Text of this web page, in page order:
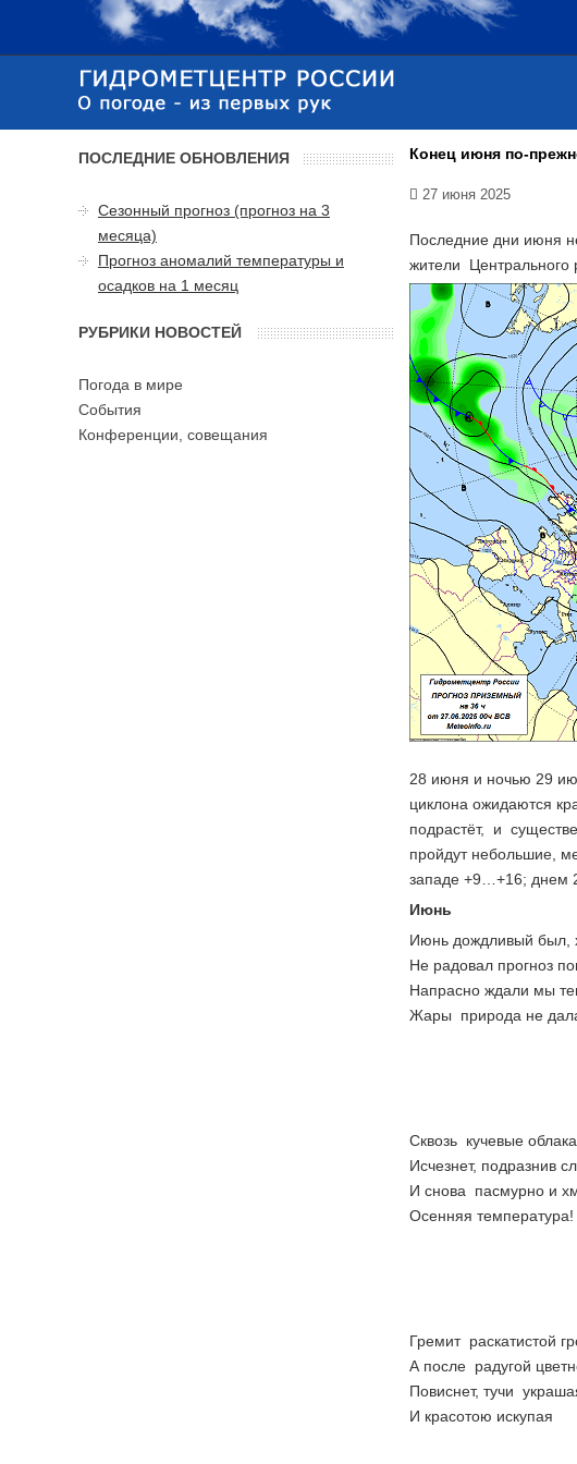
Конец июня по-
27 июня 2025
Последние дни июня
жители Центрального
28 июня и ночью 29
циклона ожидаются
подрастёт, и
пройдут небольшие,
западе +9…+16; днем
Июнь
Июнь дождливый был,
Не радовал прогноз
Напрасно ждали мы
Жары природа не
Циклоны с
Простор
Нагнали
Лишь
Сквозь кучевые облака,
Исчезнет, подразнив
И снова пасмурно и
Осенняя температура!
Совсем уж
То плачет
Рыдает
И мечет
Гремит раскатистой
А после радугой
Повиснет, тучи
И красотою искупая
Всем
ПОСЛЕДНИЕ ОБНОВЛЕНИЯ
Сезонный прогноз (прогноз на 3
месяца)
Прогноз аномалий температуры и
осадков на 1 месяц
РУБРИКИ НОВОСТЕЙ
Погода в мире
События
Конференции, совещания